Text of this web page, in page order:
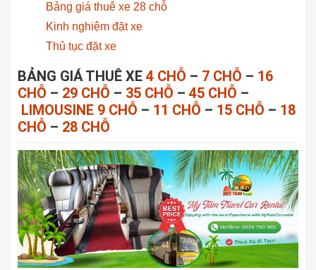
Bảng giá thuê xe 28 chỗ
Kinh nghiệm đặt xe
Thủ tục đặt xe
BẢNG GIÁ THUÊ XE 4 CHỖ – 7 CHỖ – 16
CHỖ – 29 CHỖ – 35 CHỖ – 45 CHỖ –
LIMOUSINE 9 CHỖ – 11 CHỖ – 15 CHỖ – 18
CHỖ – 28 CHỖ